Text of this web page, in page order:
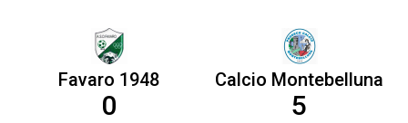
Favaro 1948 Calcio Montebelluna
0 5